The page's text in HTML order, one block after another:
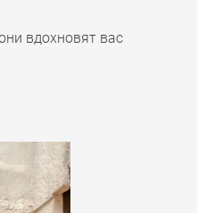
вдохновят вас